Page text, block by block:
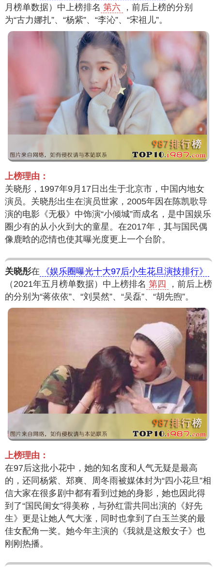
月榜单数据）中上榜排名 第六
，前后上榜的分别
为“古力娜扎”、“杨紫”、“李沁”、“宋祖儿”。
上榜理由：
关晓彤，1997年9月17日出生于北京市，中国内地女
演员。关晓彤出生在演员世家，2005年因在陈凯歌导
演的电影《无极》中饰演“小倾城”而成名，是中国娱乐
圈少有的从小火到大的童星。在2017年，其与国民偶
像鹿晗的恋情也使其曝光度更上一个台阶。
关晓彤在
《娱乐圈曝光十大97后小生花旦演技排行》
（2021年五月榜单数据）中上榜排名 第四
，前后上榜
的分别为“蒋依依”、“刘昊然”、“吴磊”、“胡先煦”。
上榜理由：
在97后这批小花中，她的知名度和人气无疑是最高
的，还同杨紫、郑爽、周冬雨被媒体封为“四小花旦”相
信大家在很多剧中都有看到过她的身影，她也因此得
到了“国民闺女”得美称，与孙红雷共同出演的《好先
生》更是让她人气大涨，同时也拿到了白玉兰奖的最
佳女配角一奖。她今年主演的《我就是这般女子》也
刚刚热播。